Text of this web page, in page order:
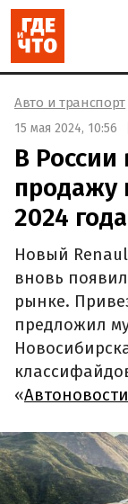
Авто и транспорт
15 мая 2024, 10:56
В России
продажу
2024
Новый
вновь
рынке.
предложил
«